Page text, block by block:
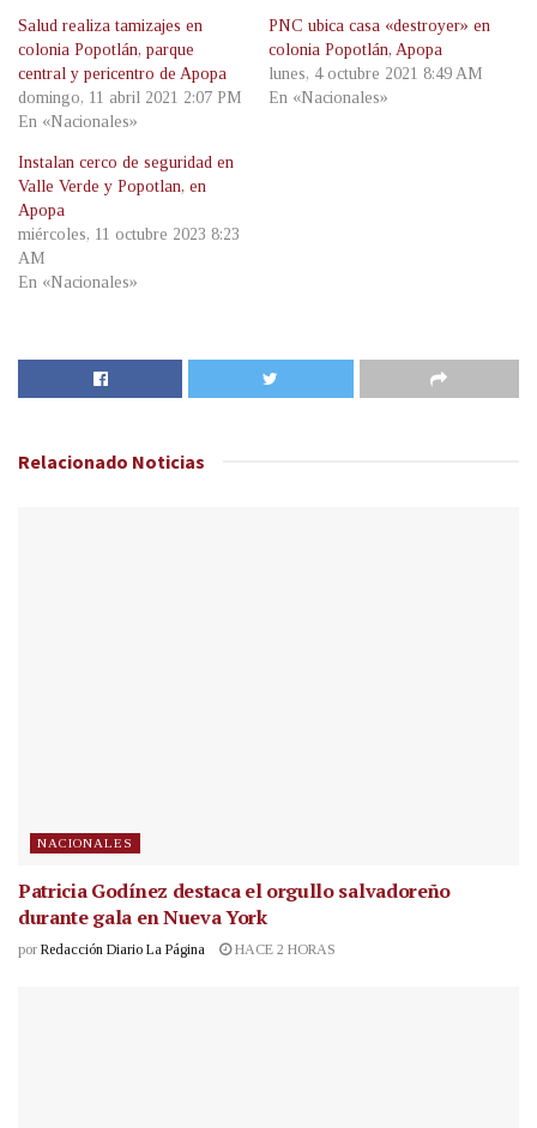
Salud realiza tamizajes en
colonia Popotlán, parque
central y pericentro de Apopa
domingo, 11 abril 2021 2:07 PM
En «Nacionales»
PNC ubica casa «destroyer» en
colonia Popotlán, Apopa
lunes, 4 octubre 2021 8:49 AM
En «Nacionales»
Instalan cerco de seguridad en
Valle Verde y Popotlan, en
Apopa
miércoles, 11 octubre 2023 8:23
AM
En «Nacionales»
Relacionado Noticias
NACIONALES
Patricia Godínez destaca el orgullo salvadoreño
durante gala en Nueva York
por Redacción Diario La Página HACE 2 HORAS